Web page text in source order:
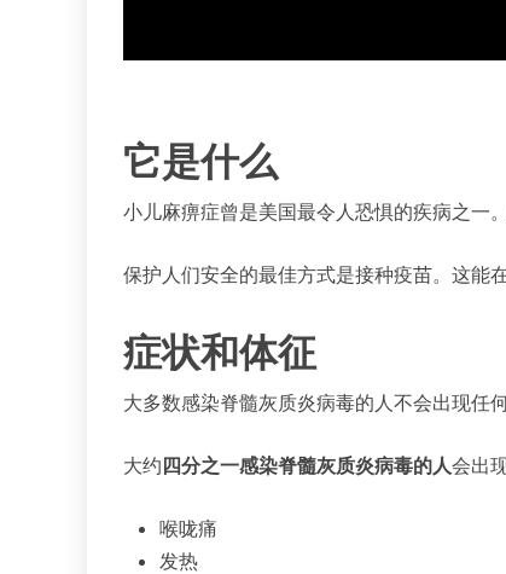
它是什么
小儿麻痹症曾是美国最令人恐惧的疾病之一
保护人们安全的最佳方式是接种疫苗。这能
症状和体征
大多数感染脊髓灰质炎病毒的人不会出现任
大约四分之一感染脊髓灰质炎病毒的人会出
喉咙痛
发热